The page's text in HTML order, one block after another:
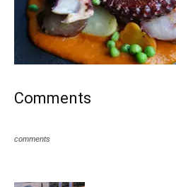
Comments
comments